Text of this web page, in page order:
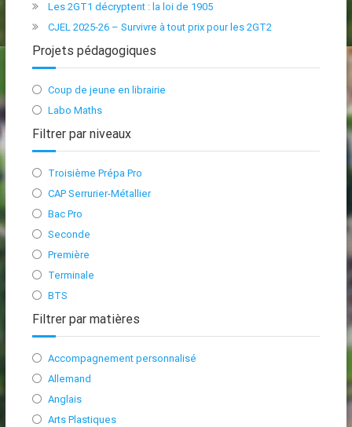
Les 2GT1 décryptent : la loi de 1905
CJEL 2025-26 – Survivre à tout prix pour les 2GT2
Projets pédagogiques
Coup de jeune en librairie
Labo Maths
Filtrer par niveaux
Troisième Prépa Pro
CAP Serrurier-Métallier
Bac Pro
Seconde
Première
Terminale
BTS
Filtrer par matières
Accompagnement personnalisé
Allemand
Anglais
Arts Plastiques